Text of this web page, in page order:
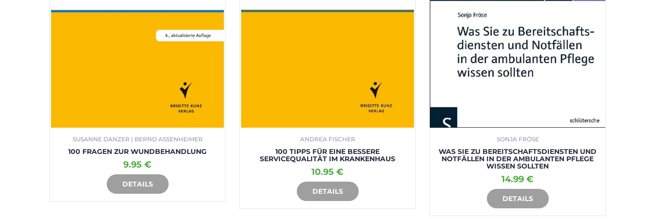
SUSANNE DANZER | BERND ASSENHEIMER
100 FRAGEN ZUR WUNDBEHANDLUNG
9.95 €
DETAILS
IN DEN WARENKORB
ANDREA FISCHER
100 TIPPS FÜR EINE BESSERE
SERVICEQUALITÄT IM KRANKENHAUS
10.95 €
DETAILS
IN DEN WARENKORB
SONJA FRÖSE
WAS SIE ZU BEREITSCHAFTSDIENSTEN UND
NOTFÄLLEN IN DER AMBULANTEN PFLEGE
WISSEN SOLLTEN
14.99 €
DETAILS
IN DEN WARENKORB